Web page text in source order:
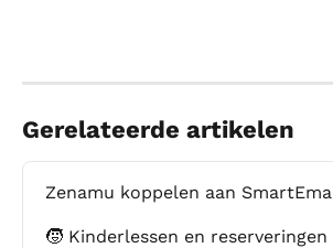
Gerelateerde artikelen
Zenamu koppelen aan
🧒 Kinderlessen en reserveringen